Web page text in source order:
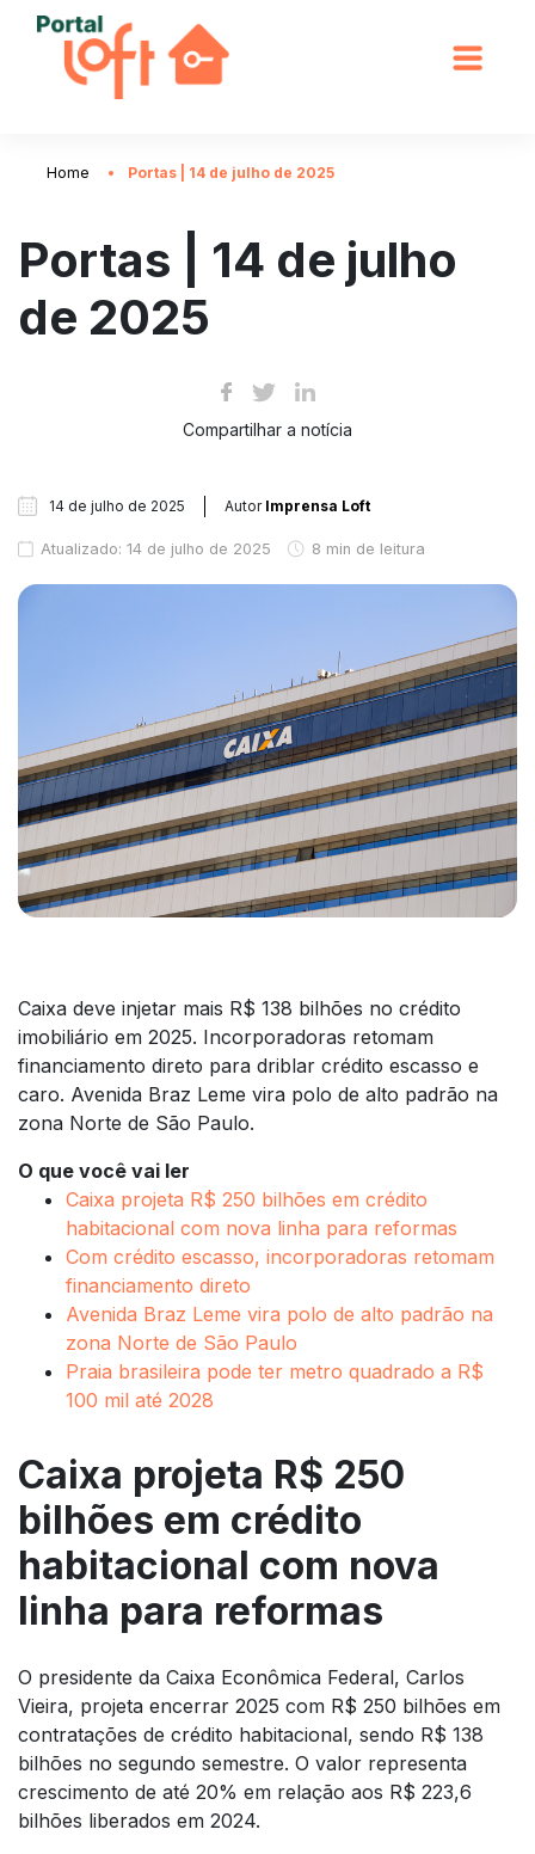
Home Portas | 14 de julho de 2025
Portas | 14 de julho
de 2025
Compartilhar a notícia
14 de julho de 2025 Autor Imprensa Loft
Atualizado: 14 de julho de 2025 8 min de leitura
Caixa deve injetar mais R$ 138 bilhões no crédito
imobiliário em 2025. Incorporadoras retomam
financiamento direto para driblar crédito escasso e
caro. Avenida Braz Leme vira polo de alto padrão na
zona Norte de São Paulo.
O que você vai ler
Caixa projeta R$ 250 bilhões em crédito
habitacional com nova linha para reformas
Com crédito escasso, incorporadoras retomam
financiamento direto
Avenida Braz Leme vira polo de alto padrão na
zona Norte de São Paulo
Praia brasileira pode ter metro quadrado a R$
100 mil até 2028
Caixa projeta R$ 250
bilhões em crédito
habitacional com nova
linha para reformas
O presidente da Caixa Econômica Federal, Carlos
Vieira, projeta encerrar 2025 com R$ 250 bilhões em
contratações de crédito habitacional, sendo R$ 138
bilhões no segundo semestre. O valor representa
crescimento de até 20% em relação aos R$ 223,6
bilhões liberados em 2024.